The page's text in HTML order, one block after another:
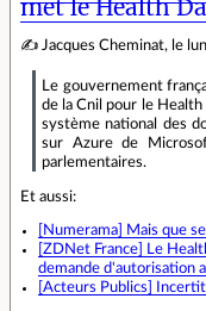
met le Health
✍ Jacques Cheminat, le
Le gouvernement
de la Cnil pour le
système national des
sur Azure de
parlementaires.
Et aussi:
[Numerama] Mais que
[ZDNet France] Le
demande d'autorisation
[Acteurs Publics]